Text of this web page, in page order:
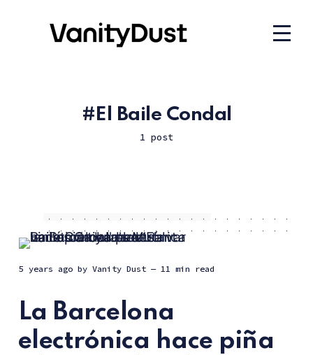
El Baile Condal
1 post
5 years agoby Vanity Dust — 11 min read
La Barcelona
electrónica hace piña